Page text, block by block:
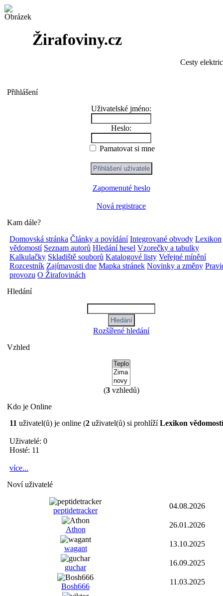
Žirafoviny.cz
Cesty
Přihlášení
Uživatelské jméno:
Heslo:
Pamatovat si mne
Zapomenuté heslo
Nová registrace
Kam dále?
Domovská stránka Články a povídání Integrované obvody Lexikon
vědomostí Seznam autorů Hledání hesel Vzorečky a tabulky
Kalkulačky Skladiště souborů Katalogové listy Veřejné mínění
Rozcestník Zajímavosti dne Mapka stránek Novinky a změny
provozu O Žirafovinách
Hledání
Rozšířené hledání
Vzhled
(3vzhledů)
Kdo je Online
11 uživatel(ů) je online (2 uživatel(ů) si prohlížíLexikon vědomostí
Uživatelé: 0
Hosté: 11
více...
Noví uživatelé
peptidetracker
04.08.2026
Athon
26.01.2026
wagant
13.10.2025
guchar
16.09.2025
Bosh666
11.03.2025